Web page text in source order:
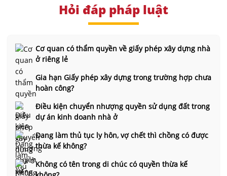
Hỏi đáp pháp luật
Cơ quan có thẩm quyền về giấy phép xây dựng nhà
ở riêng lẻ
Gia hạn Giấy phép xây dựng trong trường hợp chưa
hoàn công?
Điều kiện chuyển nhượng quyền sử dụng đất trong
dự án kinh doanh nhà ở
Đang làm thủ tục ly hôn, vợ chết thì chồng có được
thừa kế không?
Không có tên trong di chúc có quyền thừa kế